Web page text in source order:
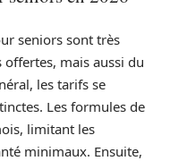
seniors sont très
mais aussi du
les tarifs se
Les formules de
limitant les
minimaux. Ensuite,